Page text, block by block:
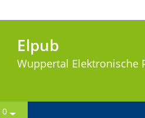
Elpub
Wuppertal Elektronische
0